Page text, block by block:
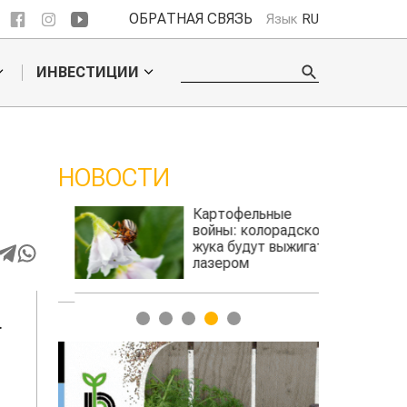
ОБРАТНАЯ СВЯЗЬ Язык RU
ИНВЕСТИЦИИ
НОВОСТИ
Картофельные
войны: колорадского
жука будут выжигать
лазером
1 2 3 4 5